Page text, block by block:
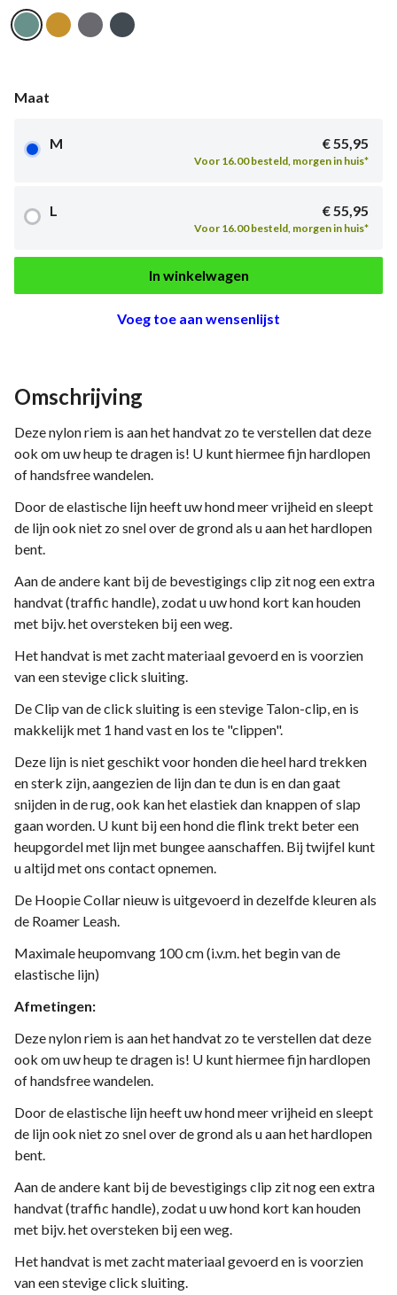
Maat
M € 55,95
Voor 16.00 besteld, morgen in huis*
L € 55,95
Voor 16.00 besteld, morgen in huis*
In winkelwagen
Voeg toe aan wensenlijst
Omschrijving
Deze nylon riem is aan het handvat zo te verstellen dat deze
ook om uw heup te dragen is! U kunt hiermee fijn hardlopen
of handsfree wandelen.
Door de elastische lijn heeft uw hond meer vrijheid en sleept
de lijn ook niet zo snel over de grond als u aan het hardlopen
bent.
Aan de andere kant bij de bevestigings clip zit nog een extra
handvat (traffic handle), zodat u uw hond kort kan houden
met bijv. het oversteken bij een weg.
Het handvat is met zacht materiaal gevoerd en is voorzien
van een stevige click sluiting.
De Clip van de click sluiting is een stevige Talon-clip, en is
makkelijk met 1 hand vast en los te "clippen".
Deze lijn is niet geschikt voor honden die heel hard trekken
en sterk zijn, aangezien de lijn dan te dun is en dan gaat
snijden in de rug, ook kan het elastiek dan knappen of slap
gaan worden. U kunt bij een hond die flink trekt beter een
heupgordel met lijn met bungee aanschaffen. Bij twijfel kunt
u altijd met ons contact opnemen.
De Hoopie Collar nieuw is uitgevoerd in dezelfde kleuren als
de Roamer Leash.
Maximale heupomvang 100 cm (i.v.m. het begin van de
elastische lijn)
Afmetingen:
Deze nylon riem is aan het handvat zo te verstellen dat deze
ook om uw heup te dragen is! U kunt hiermee fijn hardlopen
of handsfree wandelen.
Door de elastische lijn heeft uw hond meer vrijheid en sleept
de lijn ook niet zo snel over de grond als u aan het hardlopen
bent.
Aan de andere kant bij de bevestigings clip zit nog een extra
handvat (traffic handle), zodat u uw hond kort kan houden
met bijv. het oversteken bij een weg.
Het handvat is met zacht materiaal gevoerd en is voorzien
van een stevige click sluiting.